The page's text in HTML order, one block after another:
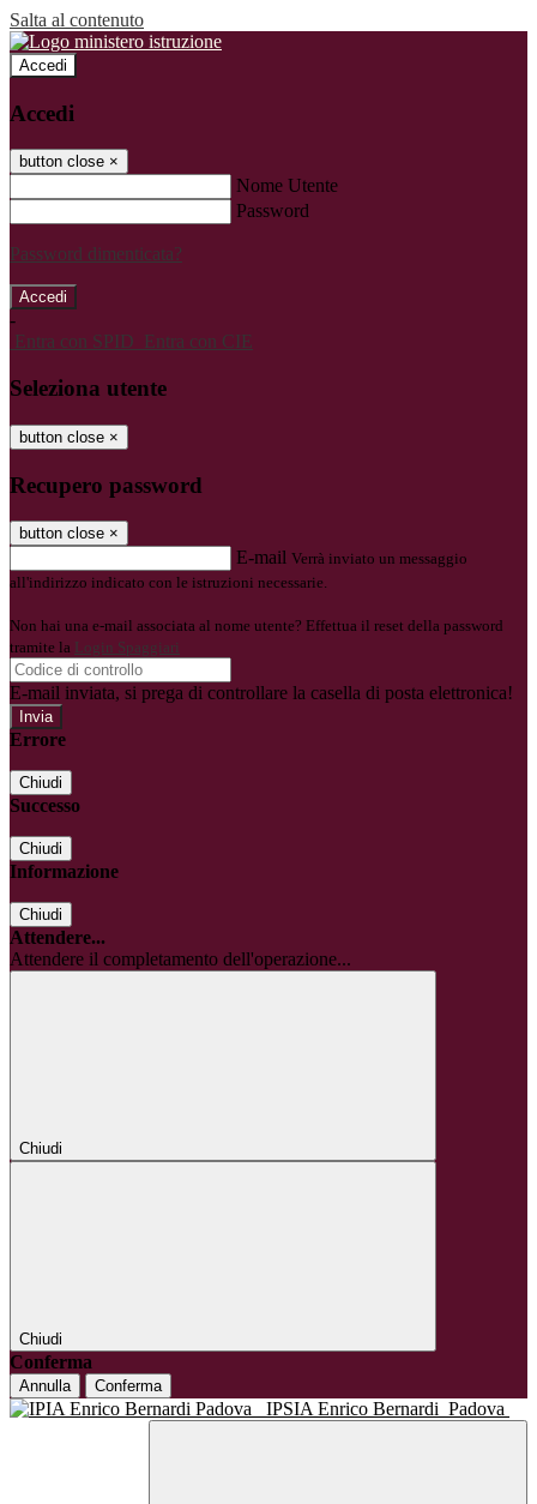
Salta al contenuto
Accedi
Accedi
button close ×
Nome Utente
Password
Password dimenticata?
-
Entra con SPID Entra con CIE
Seleziona utente
button close ×
Recupero password
button close ×
E-mail Verrà inviato un messaggio
all'indirizzo indicato con le istruzioni necessarie.
Non hai una e-mail associata al nome utente? Effettua il reset della password
tramite la Login Spaggiari
E-mail inviata, si prega di controllare la casella di posta elettronica!
Errore
Chiudi
Successo
Chiudi
Informazione
Chiudi
Attendere...
Attendere il completamento dell'operazione...
Chiudi
Chiudi
Conferma
Annulla Conferma
IPSIA Enrico Bernardi Padova